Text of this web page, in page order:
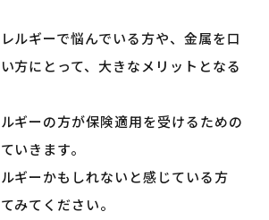
ルギーで悩んでいる方や、金属を口
方にとって、大きなメリットとなる
ギーの方が保険適用を受けるための
いきます。
ギーかもしれないと感じている方
みてください。